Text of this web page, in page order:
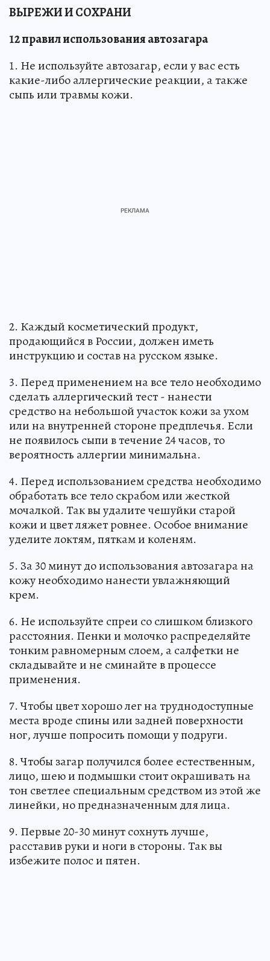
ВЫРЕЖИ И СОХРАНИ
12 правил использования автозагара
1. Не используйте автозагар, если у вас есть
какие-либо аллергические реакции, а также
сыпь или травмы кожи.
2. Каждый косметический продукт,
продающийся в России, должен иметь
инструкцию и состав на русском языке.
3. Перед применением на все тело необходимо
сделать аллергический тест - нанести
средство на небольшой участок кожи за ухом
или на внутренней стороне предплечья. Если
не появилось сыпи в течение 24 часов, то
вероятность аллергии минимальна.
4. Перед использованием средства необходимо
обработать все тело скрабом или жесткой
мочалкой. Так вы удалите чешуйки старой
кожи и цвет ляжет ровнее. Особое внимание
уделите локтям, пяткам и коленям.
5. За 30 минут до использования автозагара на
кожу необходимо нанести увлажняющий
крем.
6. Не используйте спреи со слишком близкого
расстояния. Пенки и молочко распределяйте
тонким равномерным слоем, а салфетки не
складывайте и не сминайте в процессе
применения.
7. Чтобы цвет хорошо лег на труднодоступные
места вроде спины или задней поверхности
ног, лучше попросить помощи у подруги.
8. Чтобы загар получился более естественным,
лицо, шею и подмышки стоит окрашивать на
тон светлее специальным средством из этой же
линейки, но предназначенным для лица.
9. Первые 20-30 минут сохнуть лучше,
расставив руки и ноги в стороны. Так вы
избежите полос и пятен.